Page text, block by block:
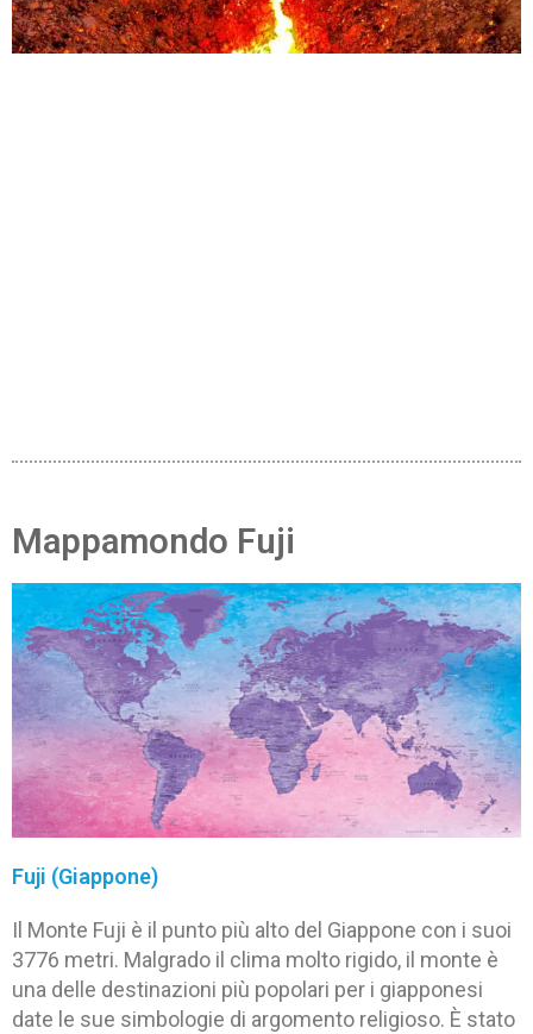
Mappamondo Fuji
Fuji (Giappone)
Il Monte Fuji è il punto più alto del Giappone con i suoi
3776 metri. Malgrado il clima molto rigido, il monte è
una delle destinazioni più popolari per i giapponesi
date le sue simbologie di argomento religioso. È stato